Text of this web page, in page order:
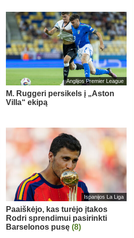
Anglijos Premier League
M. Ruggeri persikels į „Aston
Villa“ ekipą
Ispanijos La Liga
Paaiškėjo, kas turėjo įtakos
Rodri sprendimui pasirinkti
Barselonos pusę (8)